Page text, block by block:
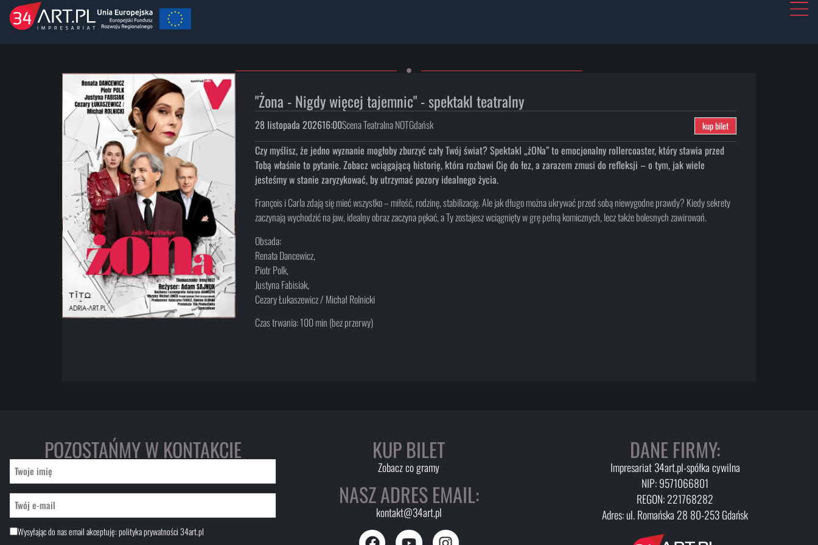
"Żona - Nigdy więcej tajemnic" - spektakl teatralny
28 listopada 202616:00Scena Teatralna NOTGdańsk kup bilet
Czy myślisz, że jedno wyznanie mogłoby zburzyć cały Twój świat? Spektakl „żONa” to emocjonalny rollercoaster, który stawia przed
Tobą właśnie to pytanie. Zobacz wciągającą historię, która rozbawi Cię do łez, a zarazem zmusi do refleksji – o tym, jak wiele
jesteśmy w stanie zaryzykować, by utrzymać pozory idealnego życia.
François i Carla zdają się mieć wszystko – miłość, rodzinę, stabilizację. Ale jak długo można ukrywać przed sobą niewygodne prawdy? Kiedy sekrety
zaczynają wychodzić na jaw, idealny obraz zaczyna pękać, a Ty zostajesz wciągnięty w grę pełną komicznych, lecz także bolesnych zawirowań.
Obsada:
Renata Dancewicz,
Piotr Polk,
Justyna Fabisiak,
Cezary Łukaszewicz / Michał Rolnicki
Czas trwania: 100 min (bez przerwy)
POZOSTAŃMY W KONTAKCIE
Wysyłając do nas email akceptuję:polityka prywatności 34art.pl
KUP BILET
Zobacz co gramy
NASZ ADRES EMAIL:
kontakt@34art.pl
DANE FIRMY:
Impresariat 34art.pl-spółka cywilna
NIP: 9571066801
REGON: 221768282
Adres: ul. Romańska 28 80-253 Gdańsk